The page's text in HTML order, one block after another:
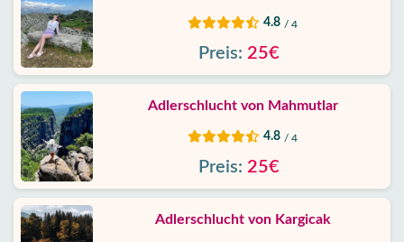
4.8 / 4
Preis: 25€
Adlerschlucht von Mahmutlar
4.8 / 4
Preis: 25€
Adlerschlucht von Kargicak